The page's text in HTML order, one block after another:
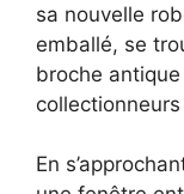
sa nouvelle
emballé, se
broche antique
En